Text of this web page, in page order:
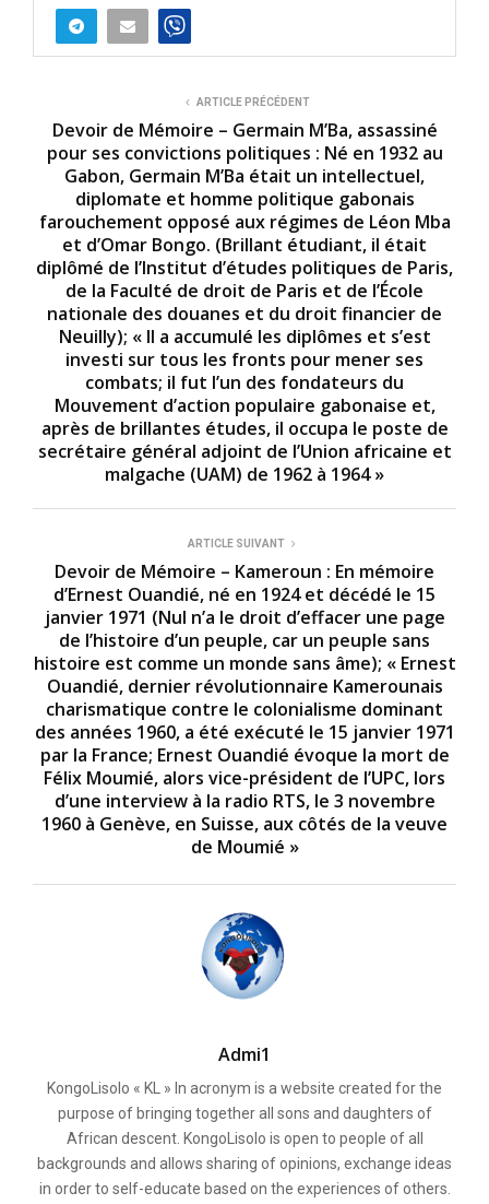
ARTICLE PRÉCÉDENT
Devoir de Mémoire – Germain M’Ba, assassiné
pour ses convictions politiques : Né en 1932 au
Gabon, Germain M’Ba était un intellectuel,
diplomate et homme politique gabonais
farouchement opposé aux régimes de Léon Mba
et d’Omar Bongo. (Brillant étudiant, il était
diplômé de l’Institut d’études politiques de Paris,
de la Faculté de droit de Paris et de l’École
nationale des douanes et du droit financier de
Neuilly); « Il a accumulé les diplômes et s’est
investi sur tous les fronts pour mener ses
combats; il fut l’un des fondateurs du
Mouvement d’action populaire gabonaise et,
après de brillantes études, il occupa le poste de
secrétaire général adjoint de l’Union africaine et
malgache (UAM) de 1962 à 1964 »
ARTICLE SUIVANT
Devoir de Mémoire – Kameroun : En mémoire
d’Ernest Ouandié, né en 1924 et décédé le 15
janvier 1971 (Nul n’a le droit d’effacer une page
de l’histoire d’un peuple, car un peuple sans
histoire est comme un monde sans âme); « Ernest
Ouandié, dernier révolutionnaire Kamerounais
charismatique contre le colonialisme dominant
des années 1960, a été exécuté le 15 janvier 1971
par la France; Ernest Ouandié évoque la mort de
Félix Moumié, alors vice-président de l’UPC, lors
d’une interview à la radio RTS, le 3 novembre
1960 à Genève, en Suisse, aux côtés de la veuve
de Moumié »
Admi1
KongoLisolo « KL » In acronym is a website created for the
purpose of bringing together all sons and daughters of
African descent. KongoLisolo is open to people of all
backgrounds and allows sharing of opinions, exchange ideas
in order to self-educate based on the experiences of others.